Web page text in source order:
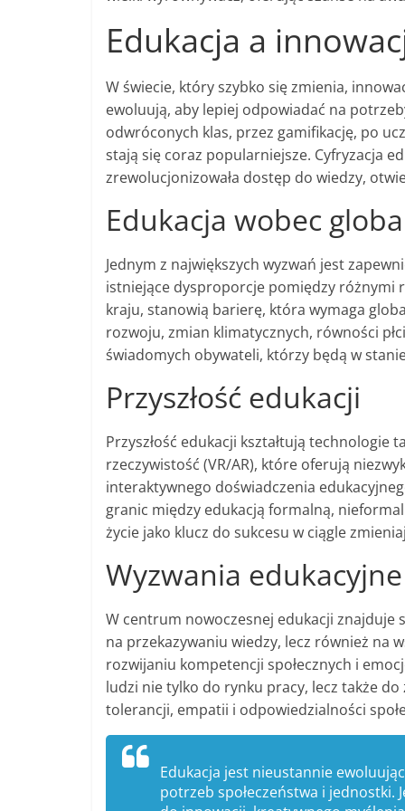
Edukacja a
W świecie, który szybko się zmienia,
ewoluują, aby lepiej odpowiadać na
odwróconych klas, przez gamifikację, po
stają się coraz popularniejsze. Cyfryzacja
zrewolucjonizowała dostęp do wiedzy,
Edukacja wobec
Jednym z największych wyzwań jest
istniejące dysproporcje pomiędzy różnymi
kraju, stanowią barierę, która wymaga
rozwoju, zmian klimatycznych, równości
świadomych obywateli, którzy będą w
Przyszłość edukacji
Przyszłość edukacji kształtują
rzeczywistość (VR/AR), które oferują
interaktywnego doświadczenia
granic między edukacją formalną,
życie jako klucz do sukcesu w ciągle
Wyzwania
W centrum nowoczesnej edukacji
na przekazywaniu wiedzy, lecz również na
rozwijaniu kompetencji społecznych i
ludzi nie tylko do rynku pracy, lecz także
tolerancji, empatii i odpowiedzialności
Edukacja jest nieustannie
potrzeb społeczeństwa i jednostki.